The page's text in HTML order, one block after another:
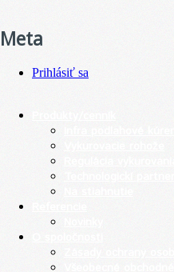
Meta
Prihlásiť sa